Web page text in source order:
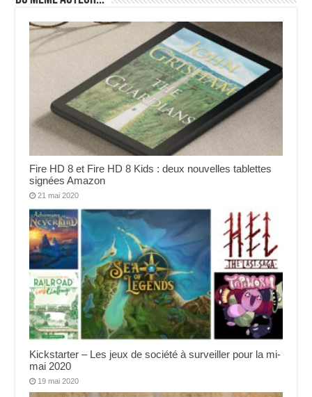
Fire HD 8 et Fire HD 8 Kids : deux nouvelles tablettes
signées Amazon
21 mai 2020
Kickstarter – Les jeux de société à surveiller pour la mi-
mai 2020
19 mai 2020